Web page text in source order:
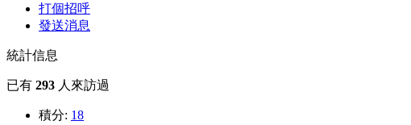
打個招呼
發送消息
統計信息
已有 293 人來訪過
積分: 18